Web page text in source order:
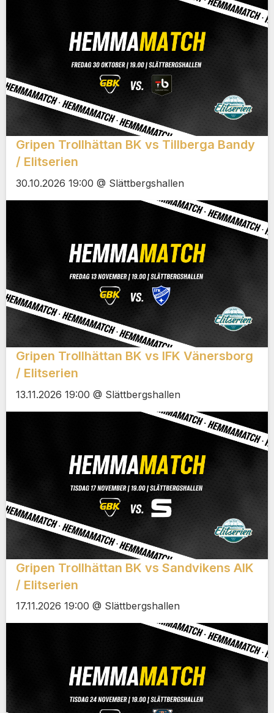
Gripen Trollhättan BK vs Tillberga Bandy
/ Elitserien
30.10.2026 19:00 @ Slättbergshallen
Gripen Trollhättan BK vs IFK Vänersborg
/ Elitserien
13.11.2026 19:00 @ Slättbergshallen
Gripen Trollhättan BK vs Sandvikens AIK
/ Elitserien
17.11.2026 19:00 @ Slättbergshallen